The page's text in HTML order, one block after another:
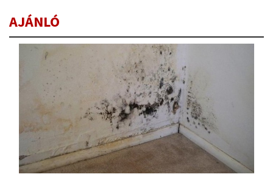
AJÁNLÓ